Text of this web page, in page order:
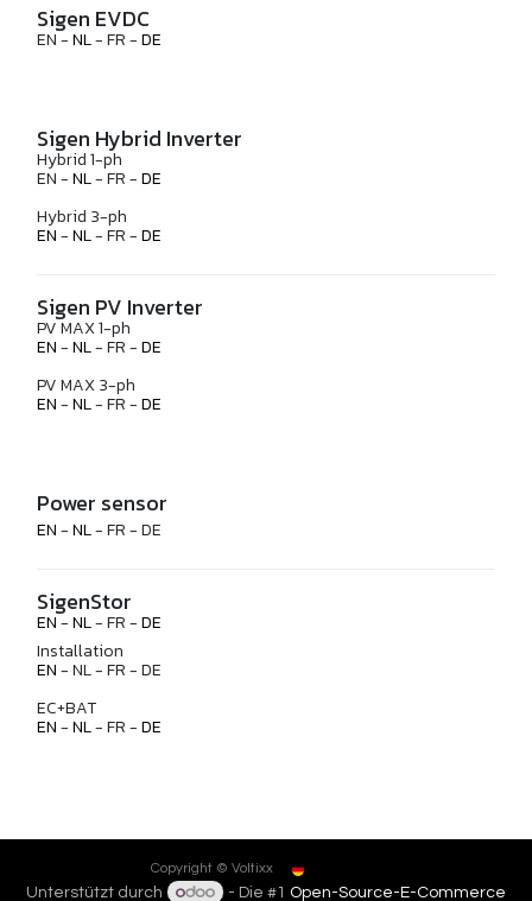
Sigen EVDC
EN -NL- FR -DE
Sigen Hybrid Inverter
Hybrid 1-ph
EN -NL- FR -DE
Hybrid 3-ph
EN-NL- FR -DE
Sigen PV Inverter
PV MAX 1-ph
EN-NL- FR -DE
PV MAX 3-ph
EN-NL- FR -DE
Power sensor
EN-NL- FR - DE
SigenStor
EN-NL- FR -DE
Installation
EN- NL - FR - DE
EC+BAT
EN-NL- FR -DE
Copyright © Voltixx
Unterstützt durch - Die #1 Open-Source-E-Commerce